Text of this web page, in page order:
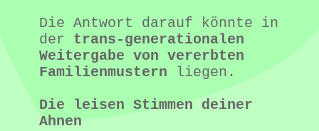
Die Antwort darauf könnte in
der trans-generationalen
Weitergabe von vererbten
Familienmustern liegen.
Die leisen Stimmen deiner
Ahnen